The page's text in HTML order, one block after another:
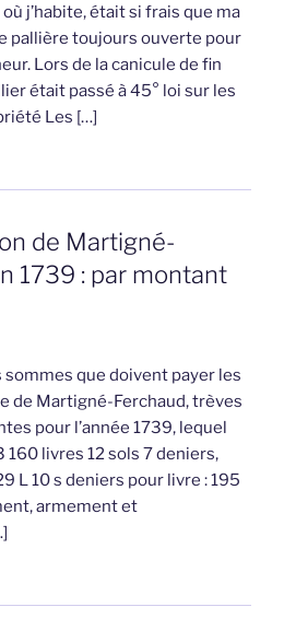
j’habite, était si frais que ma
pallière toujours ouverte pour
Lors de la canicule de fin
était passé à 45° loi sur les
Les […]
de Martigné-
1739 : par montant
que doivent payer les
de Martigné-Ferchaud, trèves
pour l’année 1739, lequel
160 livres 12 sols 7 deniers,
L 10 s deniers pour livre : 195
armement et